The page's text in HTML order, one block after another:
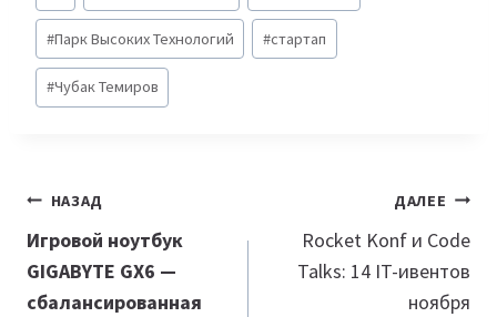
записи:
#Парк Высоких Технологий #стартап
#Чубак Темиров
Навигация
по
записям
НАЗАД
Игровой ноутбук
GIGABYTE GX6 —
сбалансированная
ДАЛЕЕ
Rocket Konf и Code
Talks: 14 IT-ивентов
ноября